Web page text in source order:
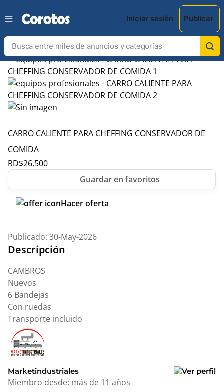
Iniciar sesión Publicar
CARRO CALIENTE PARA CHEFFING CONSERVADOR DE
COMIDA
RD$26,500
Hacer oferta
Publicado: 30-May-2026
Descripción
CAMBROS
Nuevos
6 Bandejas
Con ruedas
Transporte incluido
Marketindustriales
Miembro desde: más de 11 años